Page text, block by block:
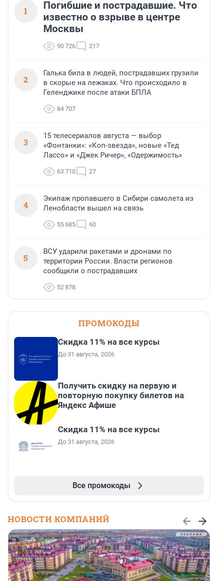
1
Погибшие и пострадавшие. Что
известно о взрыве в центре
Москвы
90 726 217
2
Галька била в людей, пострадавших грузили
в скорые на лежаках. Что происходило в
Геленджике после атаки БПЛА
84 707
3
15 телесериалов августа — выбор
«Фонтанки»: «Коп-звезда», новые «Тед
Лассо» и «Джек Ричер», «Одержимость»
63 710 27
4
Экипаж пропавшего в Сибири самолета из
Ленобласти вышел на связь
55 685 60
5
ВСУ ударили ракетами и дронами по
территории России. Власти регионов
сообщили о пострадавших
52 878
ПРОМОКОДЫ
Скидка 11% на все курсы
До 31 августа, 2026
Получить скидку на первую и
повторную покупку билетов на
Яндекс Афише
Скидка 11% на все курсы
До 31 августа, 2026
Все промокоды
НОВОСТИ КОМПАНИЙ